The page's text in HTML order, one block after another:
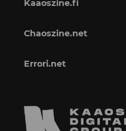
Kaaoszine.fi
Chaoszine.net
Errori.net